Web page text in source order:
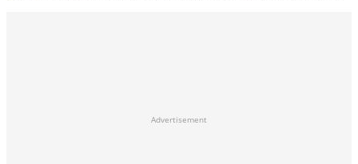
Advertisement